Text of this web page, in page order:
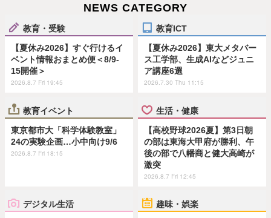
NEWS CATEGORY
教育・受験
【夏休み2026】すぐ行けるイ
ベント情報おまとめ便＜8/9-
15開催＞
2026.8.7 Fri 19:45
教育ICT
【夏休み2026】東大メタバー
ス工学部、生成AIなどジュニ
ア講座6選
2026.7.30 Thu 11:15
教育イベント
東京都市大「科学体験教室」
24の実験企画…小中向け9/6
2026.8.7 Fri 18:15
生活・健康
【高校野球2026夏】第3日朝
の部は東海大甲府が勝利、午
後の部で八幡商と健大高崎が
激突
2026.8.7 Fri 12:45
デジタル生活 趣味・娯楽